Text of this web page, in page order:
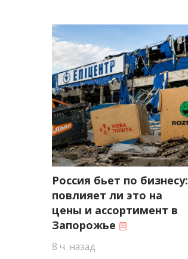
Россия бьет по бизнесу:
повлияет ли это на
цены и ассортимент в
Запорожье
8 ч. назад